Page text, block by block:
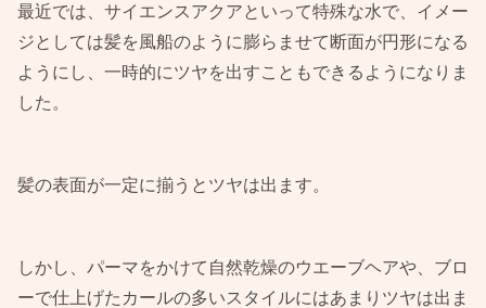
最近では、サイエンスアクアといって特殊な水で、イメー
ジとしては髪を風船のように膨らませて断面が円形になる
ようにし、一時的にツヤを出すこともできるようになりま
した。
髪の表面が一定に揃うとツヤは出ます。
しかし、パーマをかけて自然乾燥のウエーブヘアや、ブロ
ーで仕上げたカールの多いスタイルにはあまりツヤは出ま